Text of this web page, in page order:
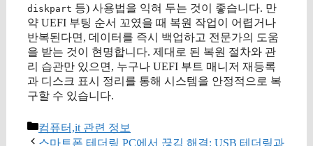
diskpart 등) 사용법을 익혀 두는 것이 좋습니다. 만
약 UEFI 부팅 순서 꼬였을 때 복원 작업이 어렵거나
반복된다면, 데이터를 즉시 백업하고 전문가의 도움
을 받는 것이 현명합니다. 제대로 된 복원 절차와 관
리 습관만 있으면, 누구나 UEFI 부트 매니저 재등록
과 디스크 표시 정리를 통해 시스템을 안정적으로 복
구할 수 있습니다.
카
테
컴퓨터,it 관련 정보
스마트폰 테더링 PC에서 끊김 해결: USB 테더링과